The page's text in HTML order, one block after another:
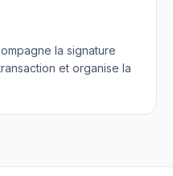
la signature
et organise la